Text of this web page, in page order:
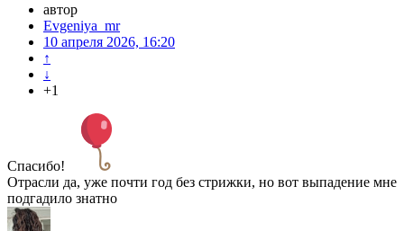
автор
Evgeniya_mr
10 апреля 2026, 16:20
↑
↓
+1
Спасибо!
Отрасли да, уже почти год без стрижки, но вот выпадение мне
подгадило знатно